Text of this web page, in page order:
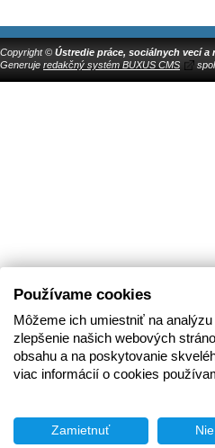
Copyright © Ústredie práce, sociálnych vecí a
Generuje redakčný systém BUXUS CMS
Používame cookies
Môžeme ich umiestniť na
zlepšenie našich webových
obsahu a na poskytovanie
viac informácií o cookies
Zamietnuť